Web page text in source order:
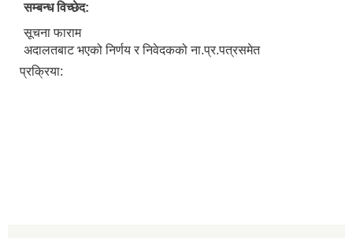
सम्बन्ध विच्छेद:
सूचना फाराम
अदालतबाट भएको निर्णय र निवेदकको ना.प्र.पत्रसमेत
प्रक्रिया: